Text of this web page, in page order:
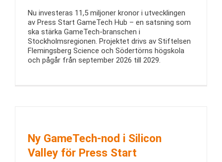
Nu investeras 11,5 miljoner kronor i utvecklingen
av Press Start GameTech Hub – en satsning som
ska stärka GameTech-branschen i
Stockholmsregionen. Projektet drivs av Stiftelsen
Flemingsberg Science och Södertörns högskola
och pågår från september 2026 till 2029.
Ny GameTech-nod i Silicon
Valley för Press Start